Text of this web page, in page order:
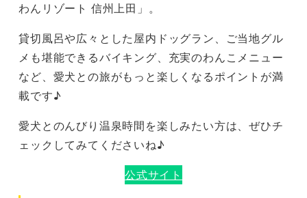
わんリゾート 信州上田」。
貸切風呂や広々とした屋内ドッグラン、ご当地グル
メも堪能できるバイキング、充実のわんこメニュー
など、愛犬との旅がもっと楽しくなるポイントが満
載です♪
愛犬とのんびり温泉時間を楽しみたい方は、ぜひチ
ェックしてみてくださいね♪
公式サイト